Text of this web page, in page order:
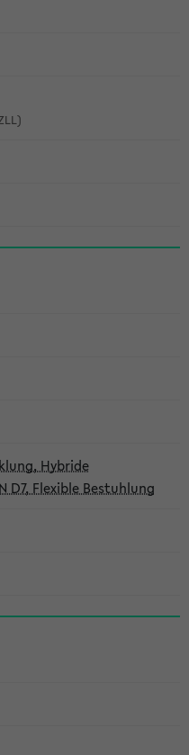
Hybride
D7, Flexible Bestuhlung